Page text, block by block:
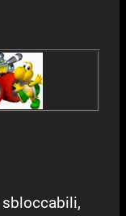
sbloccabili,